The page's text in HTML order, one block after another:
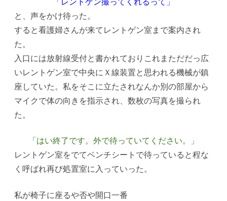
と、声をかけ待った。
すると看護婦さんが来てレントゲン室まで案内され
た。
入口には放射線受付と書かれておりこれまただだっ広
いレントゲン室で中央にＸ線装置と思われる機械が鎮
座していた。私をそこに立たされなんか別の部屋から
マイクで体の向きを指示され、数枚の写真を撮られ
た。
「はい終了です。外で待っていてください。」
レントゲン室をでてベンチシートで待っていると程な
く呼ばれ再び処置室に入っていった。
私が椅子に座るや否や開口一番